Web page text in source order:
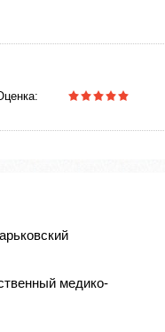
медико-